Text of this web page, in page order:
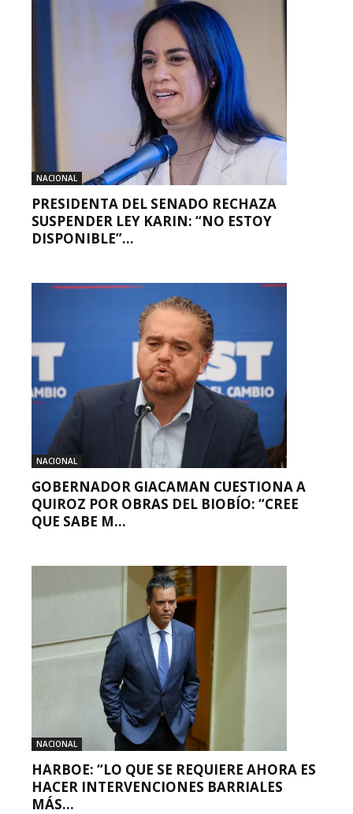
NACIONAL
PRESIDENTA DEL SENADO RECHAZA
SUSPENDER LEY KARIN: “NO ESTOY
DISPONIBLE”...
NACIONAL
GOBERNADOR GIACAMAN CUESTIONA A
QUIROZ POR OBRAS DEL BIOBÍO: “CREE
QUE SABE M...
NACIONAL
HARBOE: “LO QUE SE REQUIERE AHORA ES
HACER INTERVENCIONES BARRIALES
MÁS...